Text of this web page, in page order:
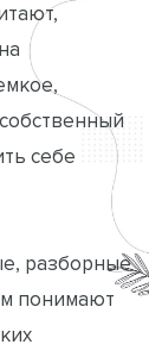
себе
разборные
понимают